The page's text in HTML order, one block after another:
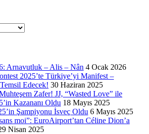
Arnavutluk – Alis – Nân 4 Ocak 2026
2025’te Türkiye’yi Manifest –
Edecek! 30 Haziran 2025
Zafer! JJ, “Wasted Love” ile
Kazananı Oldu 18 Mayıs 2025
Şampiyonu İsveç Oldu 6 Mayıs 2025
moi”: EuroAirport’tan Céline Dion’a
Nisan 2025